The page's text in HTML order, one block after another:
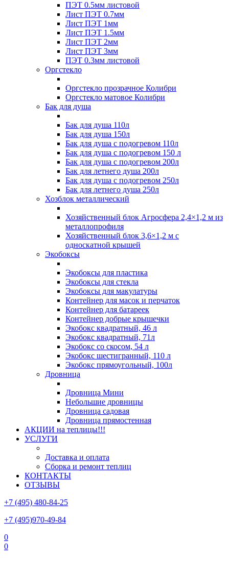
ПЭТ 0.5мм листовой
Лист ПЭТ 0.7мм
Лист ПЭТ 1мм
Лист ПЭТ 1.5мм
Лист ПЭТ 2мм
Лист ПЭТ 3мм
ПЭТ 0.3мм листовой
Оргстекло
Оргстекло прозрачное Колибри
Оргстекло матовое Колибри
Бак для душа
Бак для душа 110л
Бак для душа 150л
Бак для душа с подогревом 110л
Бак для душа с подогревом 150 л
Бак для душа с подогревом 200л
Бак для летнего душа 200л
Бак для душа с подогревом 250л
Бак для летнего душа 250л
Хозблок металлический
Хозяйственный блок Агросфера 2,4×1,2 м из
металлопрофиля
Хозяйственный блок 3,6×1,2 м с
односкатной крышей
Экобоксы
Экобоксы для пластика
Экобоксы для стекла
Экобоксы для макулатуры
Контейнер для масок и перчаток
Контейнер для батареек
Контейнер добрые крышечки
Экобокс квадратный, 46 л
Экобокс квадратный, 71л
Экобокс со скосом, 54 л
Экобокс шестигранный, 110 л
Экобокс прямоугольный, 100л
Дровница
Дровница Мини
Небольшие дровницы
Дровница садовая
Дровница прямостенная
АКЦИИ на теплицы!!!
УСЛУГИ
Доставка и оплата
Сборка и ремонт теплиц
КОНТАКТЫ
ОТЗЫВЫ
+7 (495) 480-84-25
+7 (495)970-49-84
0
0